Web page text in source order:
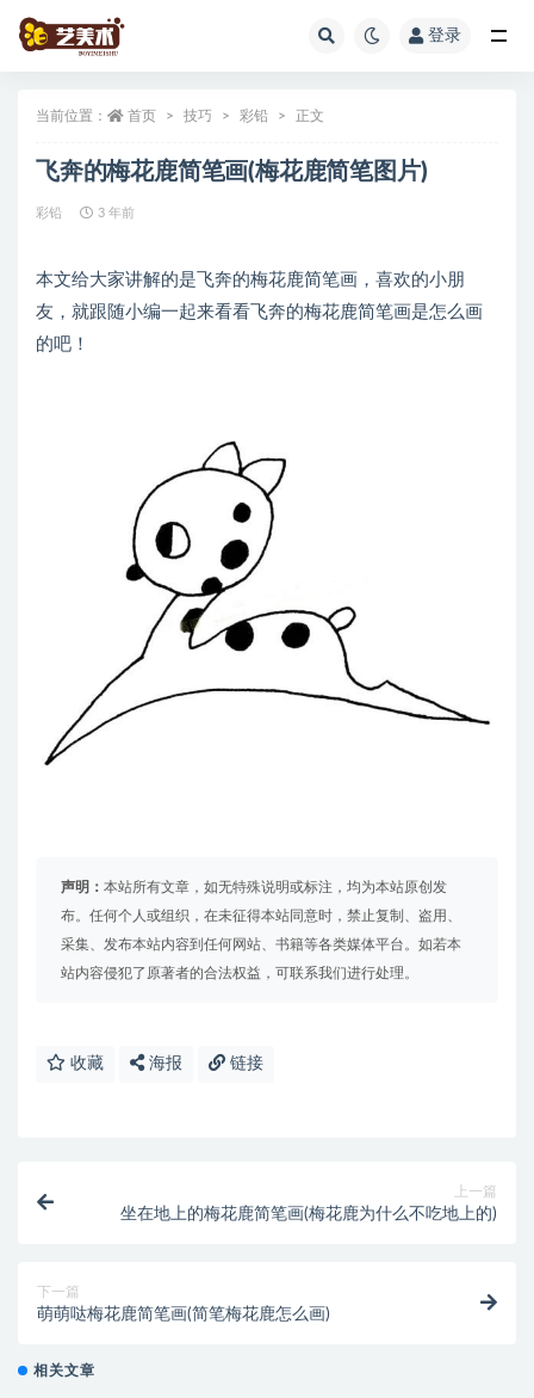
登录
当前位置： 首页 技巧 彩铅 正文
飞奔的梅花鹿简笔画(梅花鹿简笔图片)
彩铅 3 年前
本文给大家讲解的是飞奔的梅花鹿简笔画，喜欢的小朋
友，就跟随小编一起来看看飞奔的梅花鹿简笔画是怎么画
的吧！
声明： 本站所有文章，如无特殊说明或标注，均为本站原创发
布。任何个人或组织，在未征得本站同意时，禁止复制、盗用、
采集、发布本站内容到任何网站、书籍等各类媒体平台。如若本
站内容侵犯了原著者的合法权益，可联系我们进行处理。
收藏 海报 链接
上一篇
坐在地上的梅花鹿简笔画(梅花鹿为什么不吃地上的)
下一篇
萌萌哒梅花鹿简笔画(简笔梅花鹿怎么画)
相关文章